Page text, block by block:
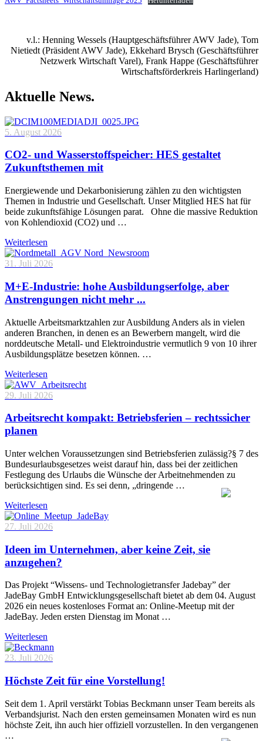
v.l.: Henning Wessels (Hauptgeschäftsführer AWV Jade), Tom
Nietiedt (Präsident AWV Jade), Ekkehard Brysch (Geschäftsführer
Netzwerk Wirtschaft Varel), Frank Happe (Geschäftsführer
Wirtschaftsförderkreis Harlingerland)
Aktuelle News.
5. August 2026
CO2- und Wasserstoffspeicher: HES gestaltet
Zukunftsthemen mit
Energiewende und Dekarbonisierung zählen zu den wichtigsten
Themen in Industrie und Gesellschaft. Unser Mitglied HES hat für
beide zukunftsfähige Lösungen parat. Ohne die massive Reduktion
von Kohlendioxid (CO2) und …
Weiterlesen
31. Juli 2026
M+E-Industrie: hohe Ausbildungserfolge, aber
Anstrengungen nicht mehr ...
Aktuelle Arbeitsmarktzahlen zur Ausbildung Anders als in vielen
anderen Branchen, in denen es an Bewerbern mangelt, wird die
norddeutsche Metall- und Elektroindustrie vermutlich 9 von 10 ihrer
Ausbildungsplätze besetzen können. …
Weiterlesen
29. Juli 2026
Arbeitsrecht kompakt: Betriebsferien – rechtssicher
planen
Unter welchen Voraussetzungen sind Betriebsferien zulässig?§ 7 des
Bundesurlaubsgesetzes weist darauf hin, dass bei der zeitlichen
Festlegung des Urlaubs die Wünsche der Arbeitnehmenden zu
berücksichtigen sind. Es sei denn, „dringende …
Weiterlesen
27. Juli 2026
Ideen im Unternehmen, aber keine Zeit, sie
anzugehen?
Das Projekt “Wissens- und Technologietransfer Jadebay” der
JadeBay GmbH Entwicklungsgesellschaft bietet ab dem 04. August
2026 ein neues kostenloses Format an: Online-Meetup mit der
JadeBay. Jeden ersten Dienstag im Monat …
Weiterlesen
23. Juli 2026
Höchste Zeit für eine Vorstellung!
Seit dem 1. April verstärkt Tobias Beckmann unser Team bereits als
Verbandsjurist. Nach den ersten gemeinsamen Monaten wird es nun
höchste Zeit, ihn auch hier offiziell vorzustellen. In den vergangenen
…